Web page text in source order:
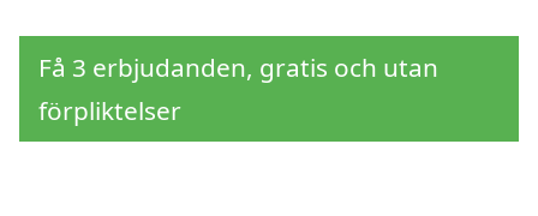
Få 3 erbjudanden, gratis och utan
förpliktelser